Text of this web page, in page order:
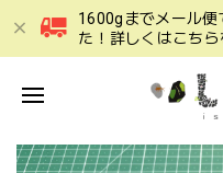
1600gまでメール便
た！詳しくはこちら